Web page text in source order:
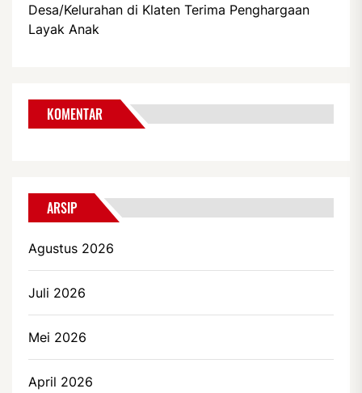
Desa/Kelurahan di Klaten Terima Penghargaan
Layak Anak
KOMENTAR
ARSIP
Agustus 2026
Juli 2026
Mei 2026
April 2026